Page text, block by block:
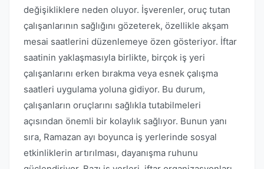
değişikliklere neden oluyor. İşverenler, oruç tutan
çalışanlarının sağlığını gözeterek, özellikle akşam
mesai saatlerini düzenlemeye özen gösteriyor. İftar
saatinin yaklaşmasıyla birlikte, birçok iş yeri
çalışanlarını erken bırakma veya esnek çalışma
saatleri uygulama yoluna gidiyor. Bu durum,
çalışanların oruçlarını sağlıkla tutabilmeleri
açısından önemli bir kolaylık sağlıyor. Bunun yanı
sıra, Ramazan ayı boyunca iş yerlerinde sosyal
etkinliklerin artırılması, dayanışma ruhunu